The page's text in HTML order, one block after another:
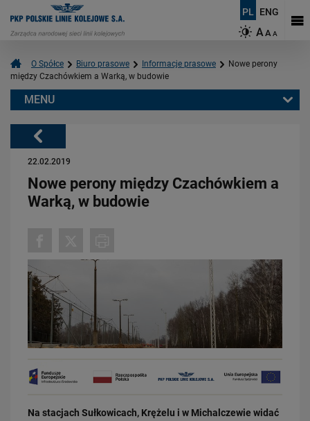
PL ENG
AAA
O Spółce Biuro prasowe Informacje prasowe
Nowe perony
między Czachówkiem a Warką, w budowie
Powrót
22.02.2019
Nowe perony między Czachówkiem a
Warką, w budowie
Na stacjach Sułkowicach, Krężelu i w Michalczewie widać
MENU
Budujemy nowoczesną kolej na Kaszubach [FOTOGALERIA]
PRZECZYTAJ